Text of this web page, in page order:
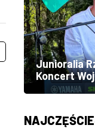
Junioralia
Koncert